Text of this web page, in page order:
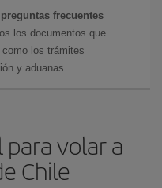
preguntas frecuentes
los documentos que
los trámites
y aduanas.
volar a
Chile